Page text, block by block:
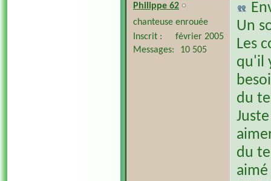
Philippe 62
chanteuse enrouée
Inscrit
février 2005
Messages
10 505
Un
Les
qu'il
du
du
aimé